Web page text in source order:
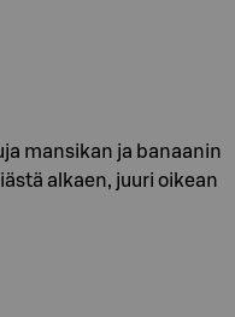
mansikan ja banaanin
alkaen, juuri oikean